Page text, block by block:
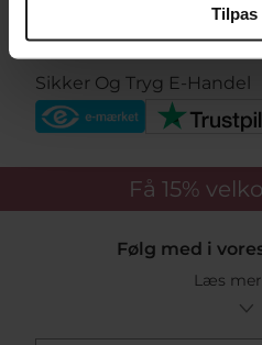
Tilpas
Sikker Og Tryg E-Handel
Få 15%
Følg med i
Læs